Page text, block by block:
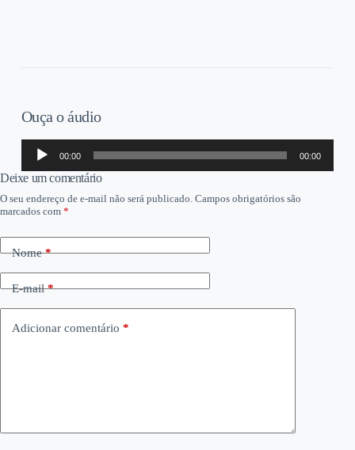
Ouça o áudio
Tocador
áudio
00:00 00:00
Deixe um comentário
O seu endereço de e-mail não será publicado. Campos obrigatórios são
marcados com *
Nome*
E-mail*
Adicionar comentário *